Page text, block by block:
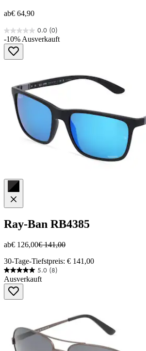
ab€ 64,90
0.0 (0)
0.0
von
Sternen.
-10% Ausverkauft
Ray-Ban RB4385
ab€ 126,00€ 141,00
30-Tage-Tiefstpreis: € 141,00
5.0 (8)
5.0
von
Sternen.
Ausverkauft